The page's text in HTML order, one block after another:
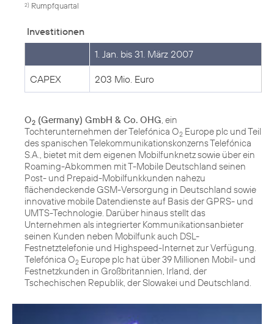
2) Rumpfquartal
Investitionen
1. Jan. bis 31. März 2007
CAPEX 203 Mio. Euro
O2 (Germany) GmbH & Co. OHG, ein
Tochterunternehmen der Telefónica O2 Europe plc und Teil
des spanischen Telekommunikationskonzerns Telefónica
S.A., bietet mit dem eigenen Mobilfunknetz sowie über ein
Roaming-Abkommen mit T-Mobile Deutschland seinen
Post- und Prepaid-Mobilfunkkunden nahezu
flächendeckende GSM-Versorgung in Deutschland sowie
innovative mobile Datendienste auf Basis der GPRS- und
UMTS-Technologie. Darüber hinaus stellt das
Unternehmen als integrierter Kommunikationsanbieter
seinen Kunden neben Mobilfunk auch DSL-
Festnetztelefonie und Highspeed-Internet zur Verfügung.
Telefónica O2 Europe plc hat über 39 Millionen Mobil- und
Festnetzkunden in Großbritannien, Irland, der
Tschechischen Republik, der Slowakei und Deutschland.